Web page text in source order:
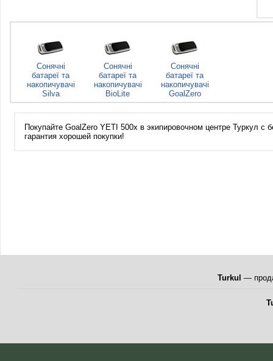
Сонячні
батареї та
накопичувачі
Silva
Сонячні
батареї та
накопичувачі
BioLite
Сонячні
батареї та
накопичувачі
GoalZero
Покупайте GoalZero YETI 500x в экипировочном центре Туркул
гарантия хорошей покупки!
Turkul —